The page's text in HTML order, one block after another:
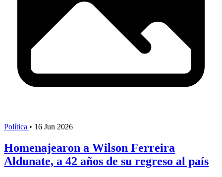
Política • 16 Jun 2026
Homenajearon a Wilson Ferreira
Aldunate, a 42 años de su regreso al país